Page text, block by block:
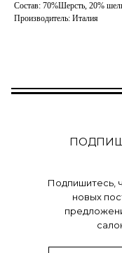
Состав: 70%Шерсть, 20%
Производитель: Италия
Подпишитесь,
новых